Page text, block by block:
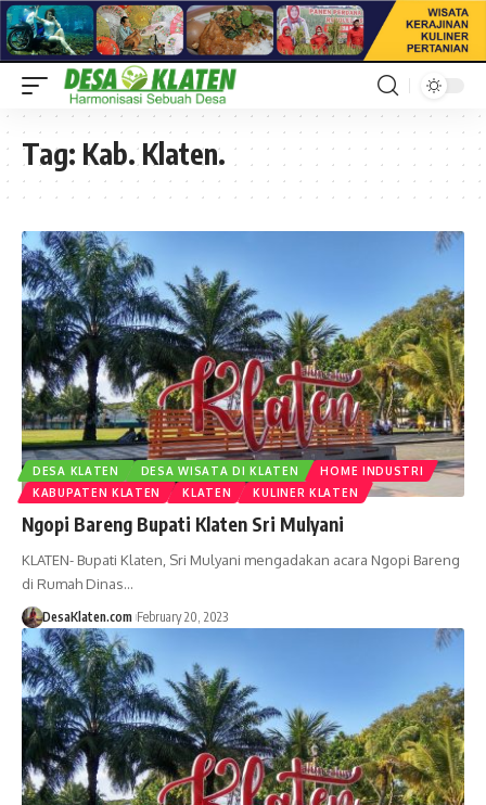
Tag: Kab. Klaten.
DESA KLATEN DESA WISATA DI KLATEN
HOME INDUSTRI
KABUPATEN KLATEN
KLATEN KULINER KLATEN
Ngopi Bareng Bupati Klaten Sri Mulyani
KLATEN- Bupati Klaten, Sri Mulyani mengadakan acara Ngopi Bareng
di Rumah Dinas…
DesaKlaten.com February 20, 2023